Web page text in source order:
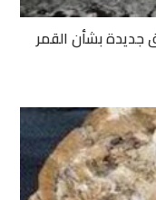
جديدة بشأن القمر